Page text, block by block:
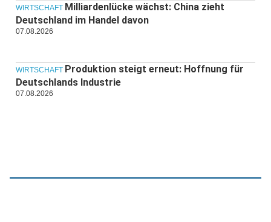
WIRTSCHAFT Milliardenlücke wächst: China zieht
Deutschland im Handel davon
07.08.2026
WIRTSCHAFT Produktion steigt erneut: Hoffnung für
Deutschlands Industrie
07.08.2026